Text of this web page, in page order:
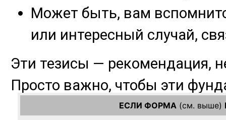
ЕСЛИ ФОРМА (см. выше)